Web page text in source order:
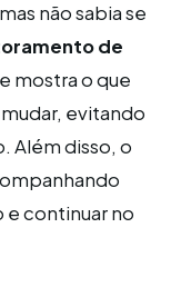
não sabia se
de
mostra o que
evitando
Além disso, o
continuar no